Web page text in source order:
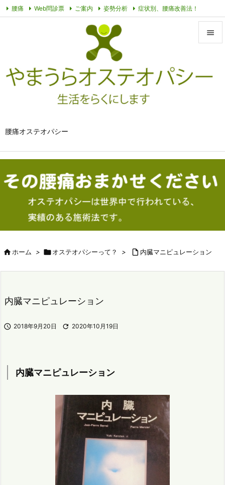
腰痛オステオパシー



腰痛 Web問診票 ご案内 姿勢分析 症状別、腰痛改善法！
その他動画
ホーム > オステオパシーって？ >  内臓マニピュレーション
内臓マニピュレーション
 2018年9月20日  2020年10月19日
内臓マニピュレーション